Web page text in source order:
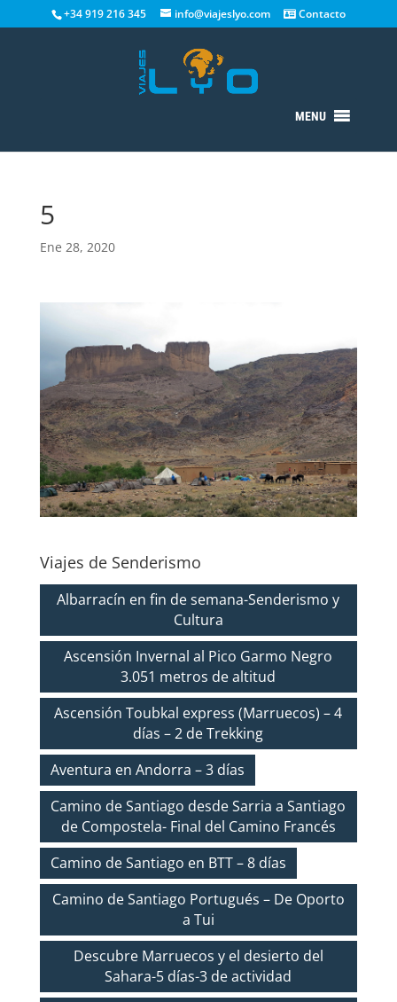
+34 919 216 345 info@viajeslyo.com Contacto
MENU
5
Ene 28, 2020
Viajes de Senderismo
Albarracín en fin de semana-Senderismo y
Cultura
Ascensión Invernal al Pico Garmo Negro
3.051 metros de altitud
Ascensión Toubkal express (Marruecos) – 4
días – 2 de Trekking
Aventura en Andorra – 3 días
Camino de Santiago desde Sarria a Santiago
de Compostela- Final del Camino Francés
Camino de Santiago en BTT – 8 días
Camino de Santiago Portugués – De Oporto
a Tui
Descubre Marruecos y el desierto del
Sahara-5 días-3 de actividad